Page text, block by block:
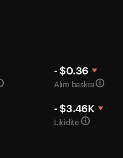
- $0.36
Alım baskısı
- $3.46K
Likidite